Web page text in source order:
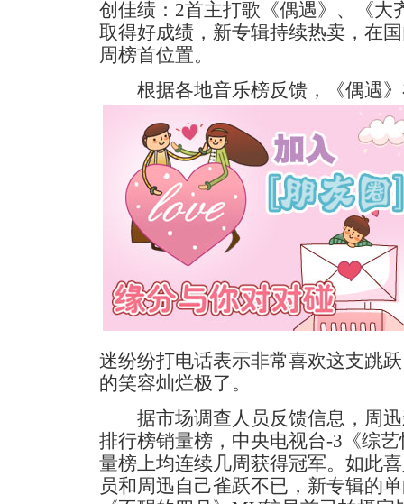
创佳绩：2首主打歌《偶遇》、《大
取得好成绩，新专辑持续热卖，在
周榜首位置。
根据各地音乐榜反馈，《偶遇》
迷纷纷打电话表示非常喜欢这支跳
的笑容灿烂极了。
据市场调查人员反馈信息，周迅
排行榜销量榜，中央电视台-3《综
量榜上均连续几周获得冠军。如此
员和周迅自己雀跃不已，新专辑的